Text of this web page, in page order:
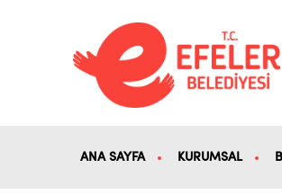
ANA SAYFA KURUMSAL